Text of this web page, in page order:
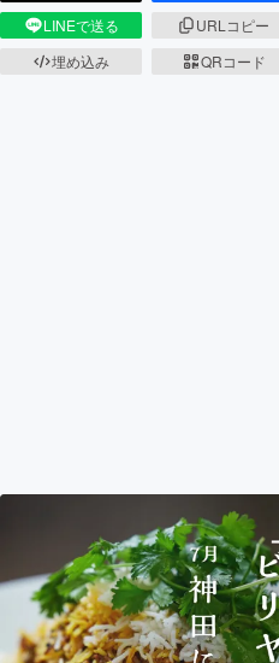
LINEで送る
URLコピー
埋め込み
QRコード